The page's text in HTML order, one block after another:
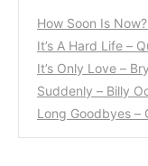
How Soon Is
It’s A Hard Life –
It’s Only Love –
/ 1984
(1)
Suddenly – Billy
Long Goodbyes –